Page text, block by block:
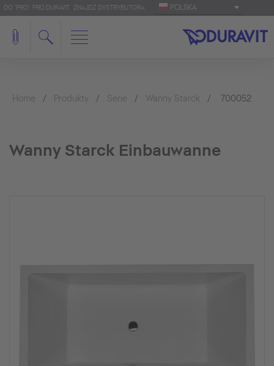
DO 'PRO': PRO.DURAVIT ZNAJDŹ DYSTRYBUTORA POLSKA
Home Produkty Serie Wanny Starck 700052
Wanny Starck Einbauwanne